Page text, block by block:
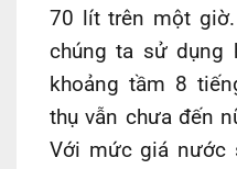
70 lít trên một
chúng ta sử dụng
khoảng tầm 8
thụ vẫn chưa đến
Với mức giá nước